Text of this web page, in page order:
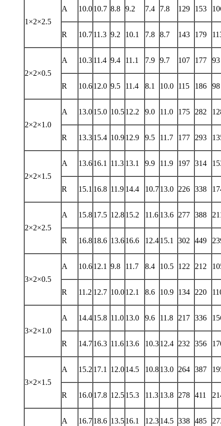
1×2×2.5
A 10.010.7 8.8 9.2 7.4 7.8 129 153
R 10.711.3 9.2 10.1 7.8 8.7 143 179
2×2×0.5
A 10.311.4 9.4 11.1 7.9 9.7 107 177 93
R 10.612.0 9.5 11.4 8.1 10.0 115 186 98
2×2×1.0
A 13.015.0 10.512.2 9.0 11.0 175 282
R 13.315.4 10.912.9 9.5 11.7 177 293
2×2×1.5
A 13.616.1 11.3 13.1 9.9 11.9 197 314
R 15.1 16.8 11.9 14.4 10.713.0 226 338
2×2×2.5
A 15.817.5 12.815.2 11.6 13.6 277 388
R 16.818.6 13.616.6 12.415.1 302 449
3×2×0.5
A 10.612.1 9.8 11.7 8.4 10.5 122 212
R 11.2 12.7 10.012.1 8.6 10.9 134 220
3×2×1.0
A 14.415.8 11.0 13.0 9.6 11.8 217 336
R 14.716.3 11.6 13.6 10.312.4 232 356
3×2×1.5
A 15.2 17.1 12.014.5 10.813.0 264 387
R 16.017.8 12.515.3 11.3 13.8 278 411
A 16.718.6 13.516.1 12.314.5 338 485